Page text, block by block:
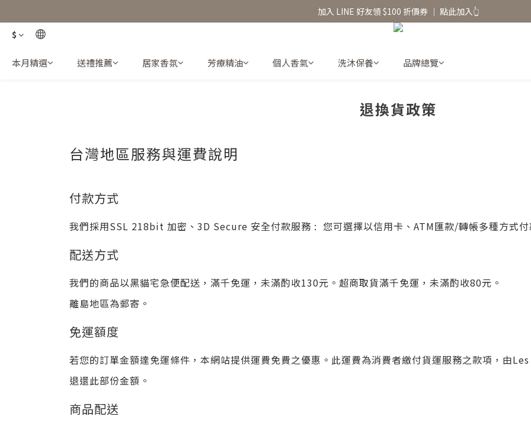
香氛水氧機、擴香香水原精  l 兩件85、三件79折
加入 LINE 好友領 $100 折價券 │ 點此加入👆
香氛水氧機、擴香香水原精  l 兩件85、三件79折
$
本月精選 送禮推薦 居家香氛 芳療精油 個人香氣 洗沐保養 品牌總覽
退換貨政策
台灣地區服務與運費說明
付款方式
我們採用SSL 218bit 加密、3D Secure 安全付款服務 : 您可選擇以信用卡、ATM匯款/轉帳多種方式
配送方式
我們的商品以黑貓宅急便配送，滿千免運，未滿酌收130元。超商取貨滿千免運，未滿酌收80元。
離島地區為郵寄。
免運額度
若您的訂單金額達免運條件，本網站提供運費免費之優惠。此運費為消費者繳付貨運服務之款項，由
退還此部份金額。
商品配送